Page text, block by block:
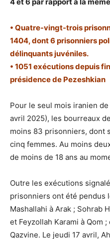
• Quatre-vingt-trois
1404, dont 6 prisonniers
délinquants juvéniles.
• 1051 exécutions depuis
présidence de Pezeshkian
Pour le seul mois iranien
avril 2025), les bourreaux
moins 83 prisonniers, dont
cinq femmes. Au moins
de moins de 18 ans au
Outre les exécutions
prisonniers ont été pendus
Mashallahi à Arak ; Sohrab
et Feyzollah Karami à Qom
Qazvine. Le jeudi 17 avril,